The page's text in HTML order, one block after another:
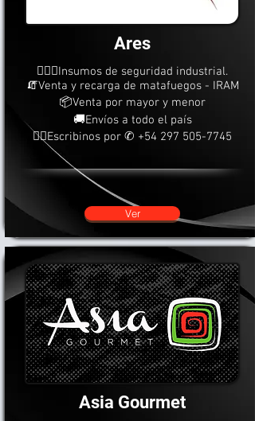
Ares
👷🏻‍♂️Insumos de seguridad industrial.
🧯Venta y recarga de matafuegos - IRAM
📦Venta por mayor y menor
🚚Envíos a todo el país
👇🏼Escribinos por ✆ +54 297 505-7745
Ver
Asia Gourmet